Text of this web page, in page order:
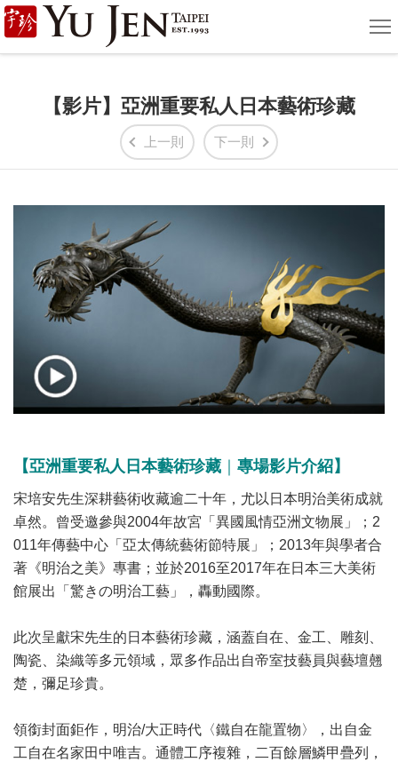
宇
珍
藝
Yu
Jen
Taipei
單
【影片】亞洲重要私人日本藝術珍藏
上一則 下一則
【亞洲重要私人日本藝術珍藏 專場影片介紹】
宋培安先生深耕藝術收藏逾二十年，尤以日本明治美術成就
卓然。曾受邀參與2004年故宮「異國風情亞洲文物展」；2
011年傳藝中心「亞太傳統藝術節特展」；2013年與學者合
著《明治之美》專書；並於2016至2017年在日本三大美術
館展出「驚きの明治工藝」，轟動國際。
此次呈獻宋先生的日本藝術珍藏，涵蓋自在、金工、雕刻、
陶瓷、染織等多元領域，眾多作品出自帝室技藝員與藝壇翹
楚，彌足珍貴。
領銜封面鉅作，明治/大正時代〈鐵自在龍置物〉，出自金
工自在名家田中唯吉。通體工序複雜，二百餘層鱗甲疊列，